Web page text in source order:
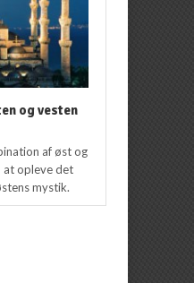
og vesten
af øst og
at opleve det
mystik.